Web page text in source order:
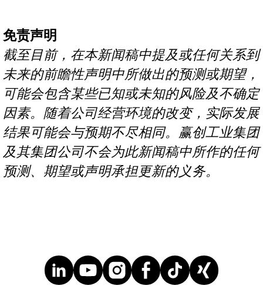
免责声明
截至目前，在本新闻稿中提及或任何关系到
未来的前瞻性声明中所做出的预测或期望，
可能会包含某些已知或未知的风险及不确定
因素。随着公司经营环境的改变，实际发展
结果可能会与预期不尽相同。赢创工业集团
及其集团公司不会为此新闻稿中所作的任何
预测、期望或声明承担更新的义务。